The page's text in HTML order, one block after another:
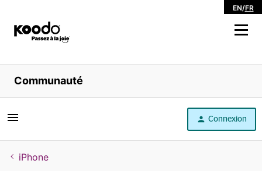
EN/FR
Magasiner
Libre service
Aide
Communauté
Connexion
iPhone